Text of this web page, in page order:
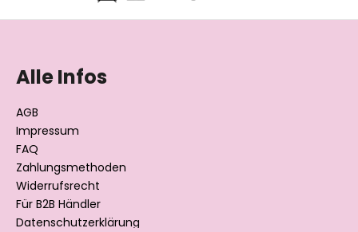
Alle Infos
AGB
Impressum
FAQ
Zahlungsmethoden
Widerrufsrecht
Für B2B Händler
Datenschutzerklärung